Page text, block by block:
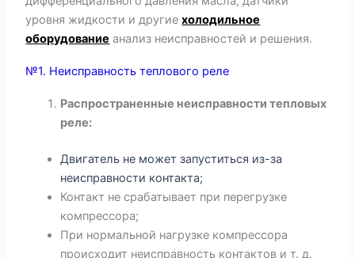
уровня жидкости и другиехолодильное
оборудование анализ неисправностей и решения.
№1. Неисправность теплового реле​
Распространенные неисправности тепловых
реле:
Двигатель не может запуститься из-за
неисправности контакта;
Контакт не срабатывает при перегрузке
компрессора;
При нормальной нагрузке компрессора
происходит неисправность контактов и т. д.